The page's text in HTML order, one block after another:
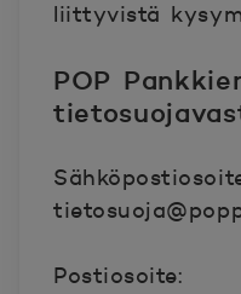
liittyvistä
POP
Postiosoite: